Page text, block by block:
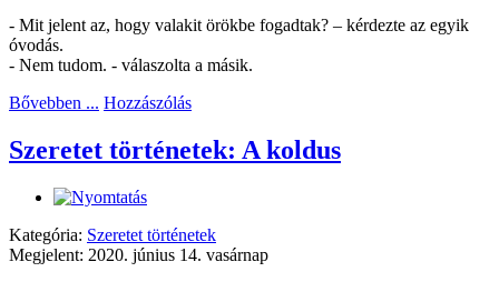
- Mit jelent az, hogy valakit örökbe fogadtak? – kérdezte az egyik
óvodás.
- Nem tudom. - válaszolta a másik.
Bővebben ... Hozzászólás
Szeretet történetek: A koldus
Kategória: Szeretet történetek
Megjelent: 2020. június 14. vasárnap